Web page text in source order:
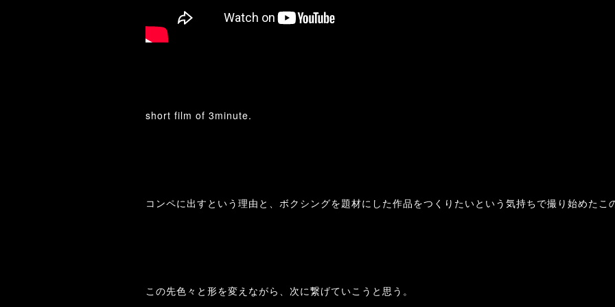
short film of 3minute.
コンペに出すという理由と、ボクシングを題材にした作品をつくりたいという気持ちで撮り始めたこ
この先色々と形を変えながら、次に繋げていこうと思う。